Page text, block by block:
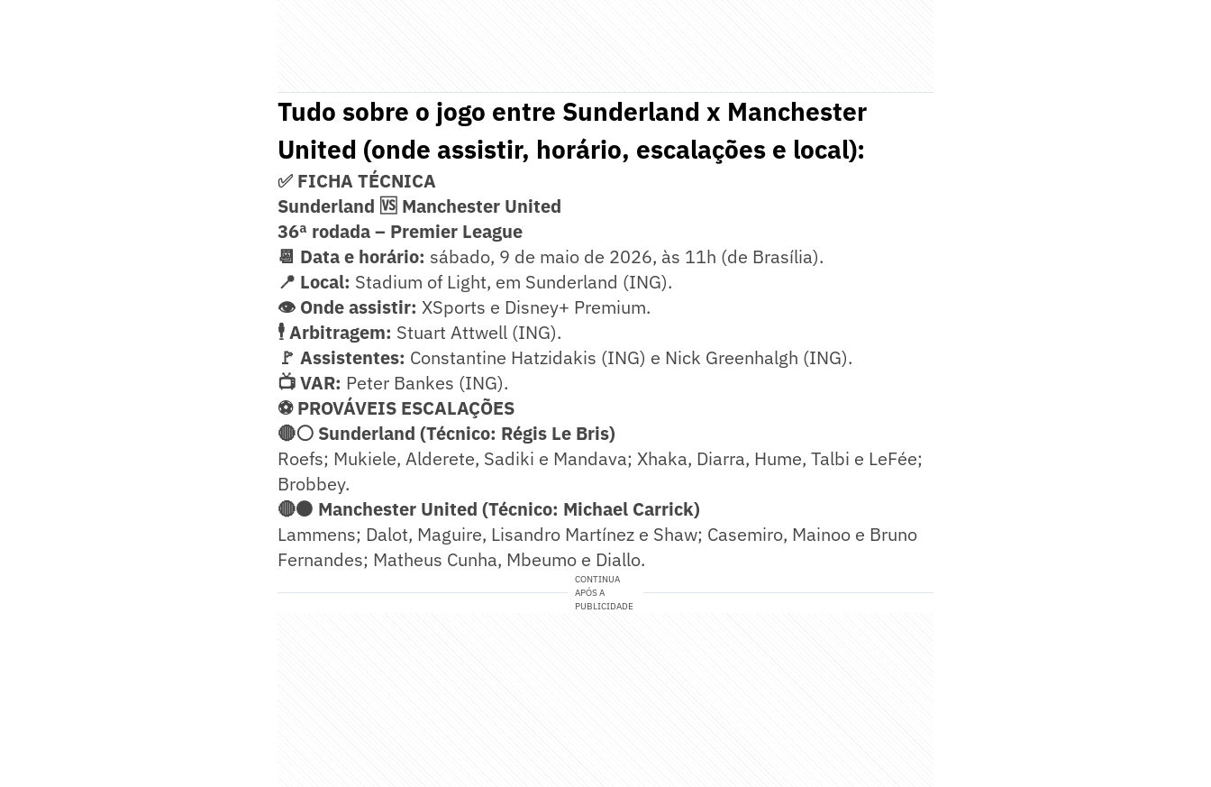
Tudo sobre o jogo entre Sunderland x Manchester
United (onde assistir, horário, escalações e local):
✅ FICHA TÉCNICA
Sunderland 🆚 Manchester United
36ª rodada – Premier League
📆 Data e horário: sábado, 9 de maio de 2026, às 11h (de Brasília).
📍 Local: Stadium of Light, em Sunderland (ING).
👁️ Onde assistir: XSports e Disney+ Premium.
🕴️ Arbitragem: Stuart Attwell (ING).
🚩 Assistentes: Constantine Hatzidakis (ING) e Nick Greenhalgh (ING).
📺 VAR: Peter Bankes (ING).
⚽ PROVÁVEIS ESCALAÇÕES
🔴⚪ Sunderland (Técnico: Régis Le Bris)
Roefs; Mukiele, Alderete, Sadiki e Mandava; Xhaka, Diarra, Hume, Talbi e LeFée;
Brobbey.
🔴⚫ Manchester United (Técnico: Michael Carrick)
Lammens; Dalot, Maguire, Lisandro Martínez e Shaw; Casemiro, Mainoo e Bruno
Fernandes; Matheus Cunha, Mbeumo e Diallo.
CONTINUA
APÓS A
PUBLICIDADE